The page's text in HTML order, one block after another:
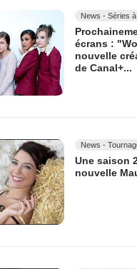
News - Séries
écrans :
nouvelle
de Canal+...
News -
Une saison
nouvelle